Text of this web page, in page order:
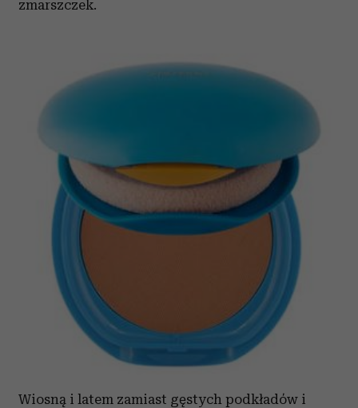
zmarszczek.
Wiosną i latem zamiast gęstych podkładów i